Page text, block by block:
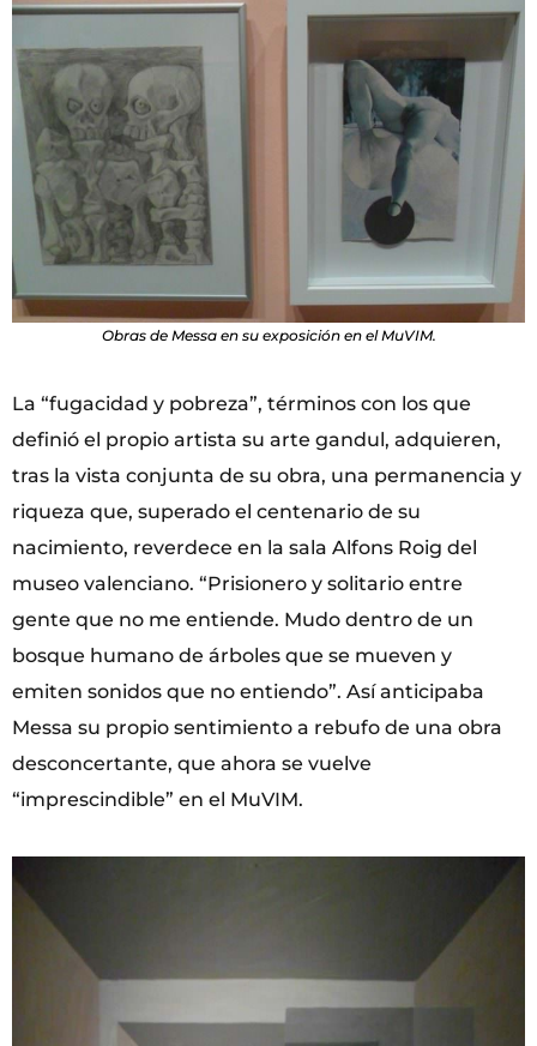
Obras de Messa en su exposición en el MuVIM.
La “fugacidad y pobreza”, términos con los que
definió el propio artista su arte gandul, adquieren,
tras la vista conjunta de su obra, una permanencia y
riqueza que, superado el centenario de su
nacimiento, reverdece en la sala Alfons Roig del
museo valenciano. “Prisionero y solitario entre
gente que no me entiende. Mudo dentro de un
bosque humano de árboles que se mueven y
emiten sonidos que no entiendo”. Así anticipaba
Messa su propio sentimiento a rebufo de una obra
desconcertante, que ahora se vuelve
“imprescindible” en el MuVIM.